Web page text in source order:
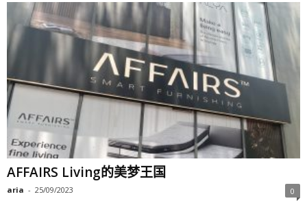
AFFAIRS Living的美梦王国
aria - 25/09/2023 0